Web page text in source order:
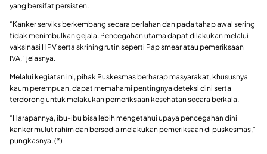
yang bersifat persisten.
“Kanker serviks berkembang secara perlahan dan pada tahap awal sering
tidak menimbulkan gejala. Pencegahan utama dapat dilakukan melalui
vaksinasi HPV serta skrining rutin seperti Pap smear atau pemeriksaan
IVA,” jelasnya.
Melalui kegiatan ini, pihak Puskesmas berharap masyarakat, khususnya
kaum perempuan, dapat memahami pentingnya deteksi dini serta
terdorong untuk melakukan pemeriksaan kesehatan secara berkala.
“Harapannya, ibu-ibu bisa lebih mengetahui upaya pencegahan dini
kanker mulut rahim dan bersedia melakukan pemeriksaan di puskesmas,”
pungkasnya. (*)